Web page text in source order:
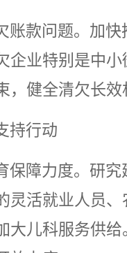
账款问题。加
企业特别是中
，健全清欠长效
持行动
保障力度。研
灵活就业人员
大儿科服务供